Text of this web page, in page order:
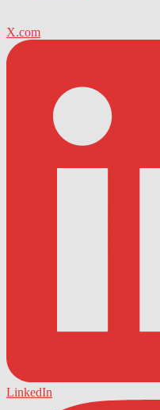
X.com
LinkedIn